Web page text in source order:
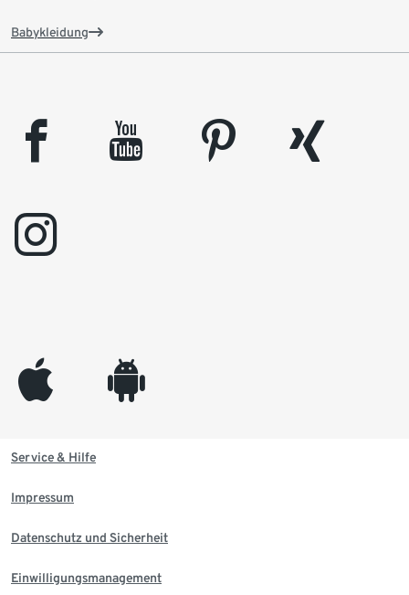
Babykleidung
facebook youtube pinterest
xing
instagram
appleinc android
Service & Hilfe
Impressum
Datenschutz und Sicherheit
Einwilligungsmanagement